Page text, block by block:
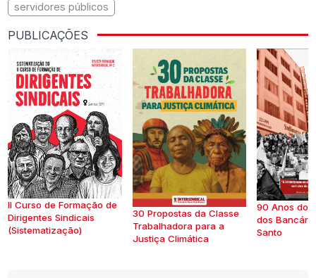
servidores públicos
PUBLICAÇÕES
II Curso de Formação de
Dirigentes Sindicais
(Sistematização)
30 Propostas da Classe
Trabalhadora para a
Justiça Climática
90 Anos do
dos
Santo